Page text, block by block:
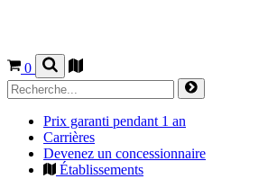
0
Prix garanti pendant 1 an
Carrières
Devenez un concessionnaire
Établissements